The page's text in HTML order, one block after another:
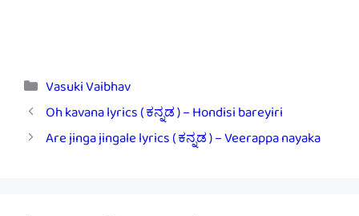
Categories
Vasuki Vaibhav
Oh kavana lyrics ( ಕನ್ನಡ ) – Hondisi bareyiri
Are jinga jingale lyrics ( ಕನ್ನಡ ) – Veerappa nayaka